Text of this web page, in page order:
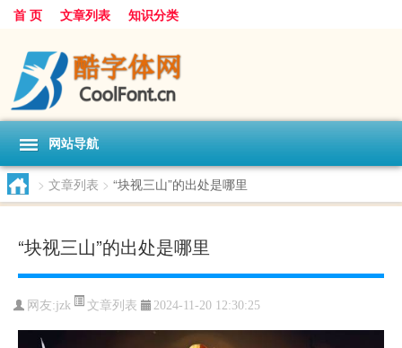
首 页 文章列表 知识分类
网站导航
> 文章列表 > “块视三山”的出处是哪里
“块视三山”的出处是哪里
网友:jzk 文章列表 2024-11-20 12:30:25